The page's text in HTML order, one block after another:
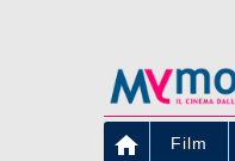
 Film